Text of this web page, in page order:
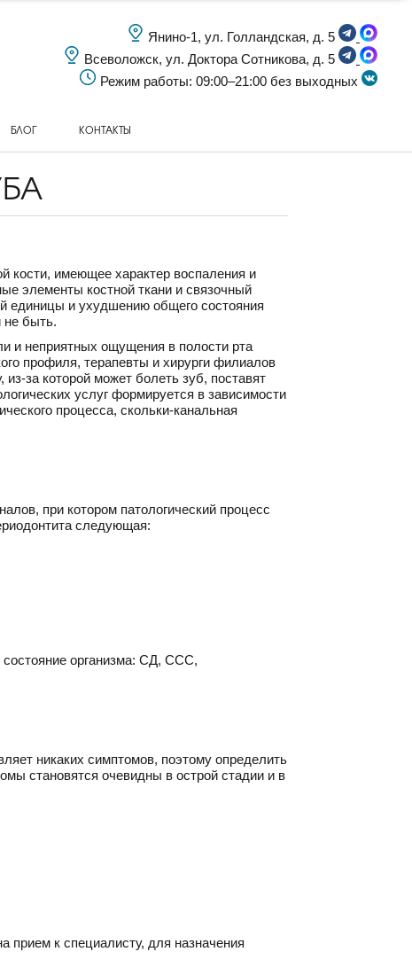
Янино-1, ул. Голландская, д. 5
Всеволожск, ул. Доктора Сотникова, д. 5
Режим работы: 09:00–21:00 без выходных
БЛОГ КОНТАКТЫ
кости, имеющее характер воспаления и
элементы костной ткани и связочный
единицы и ухудшению общего состояния
не быть.
и неприятных ощущения в полости рта
профиля, терапевты и хирурги филиалов
за которой может болеть зуб, поставят
услуг формируется в зависимости
процесса, скольки-канальная
при котором патологический процесс
следующая:
организма: СД, ССС,
никаких симптомов, поэтому определить
становятся очевидны в острой стадии и в
прием к специалисту, для назначения